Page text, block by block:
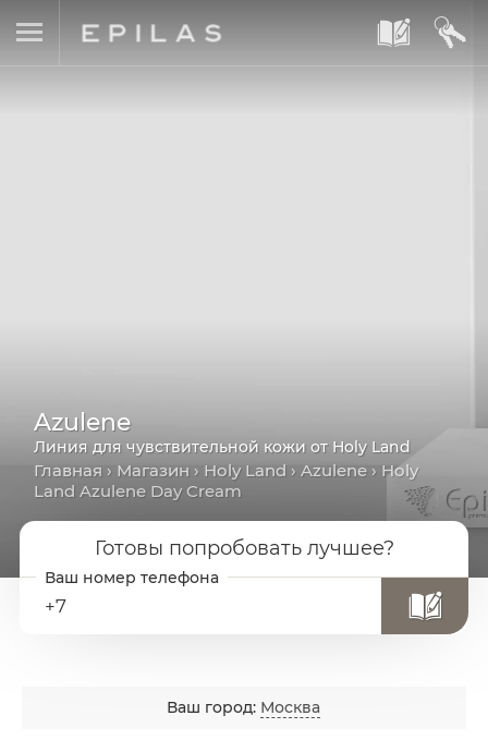
A B
Azulene
Линия для чувствительной кожи от Holy Land
Главная › Магазин › Holy Land ›Azulene› Holy
Land Azulene Day Cream
Готовы попробовать лучшее?
+7
Ваш город: Москва